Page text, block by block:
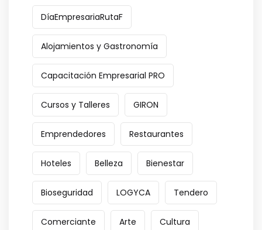
DíaEmpresariaRutaF
Alojamientos y Gastronomía
Capacitación Empresarial PRO
Cursos y Talleres GIRON
Emprendedores Restaurantes
Hoteles Belleza Bienestar
Bioseguridad LOGYCA Tendero
Comerciante Arte Cultura